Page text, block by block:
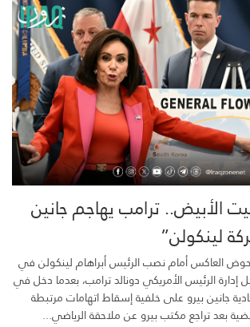
الأبيض.. ترامب يهاجم جانين
لينكولن”
العاكس أمام نصب الرئيس أبراهام لينكولن في
الرئيس الأمريكي دونالد ترامب، بعدما دخل في
جانين بيرو على خلفية إسقاط اتهامات مرتبطة
بعد تراجع مكتب بيرو عن ملاحقة الرياضي...